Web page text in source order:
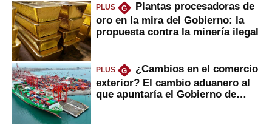
PLUS G
Plantas procesadoras de
oro en la mira del Gobierno: la
propuesta contra la minería ilegal
PLUS G
¿Cambios en el comercio
exterior? El cambio aduanero al
que apuntaría el Gobierno de